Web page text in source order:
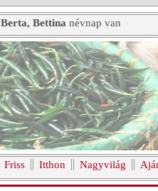
Berta, Bettina névnap van
Friss Itthon Nagyvilág